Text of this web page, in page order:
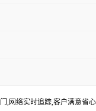
,网络实时追踪,客户满意省